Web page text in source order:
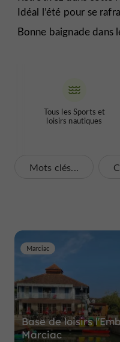
Idéal l’été pour se
Bonne baignade dans
Tous les Sports et
loisirs nautiques
Mots clés...
Base de loisirs
Marciac
Marciac